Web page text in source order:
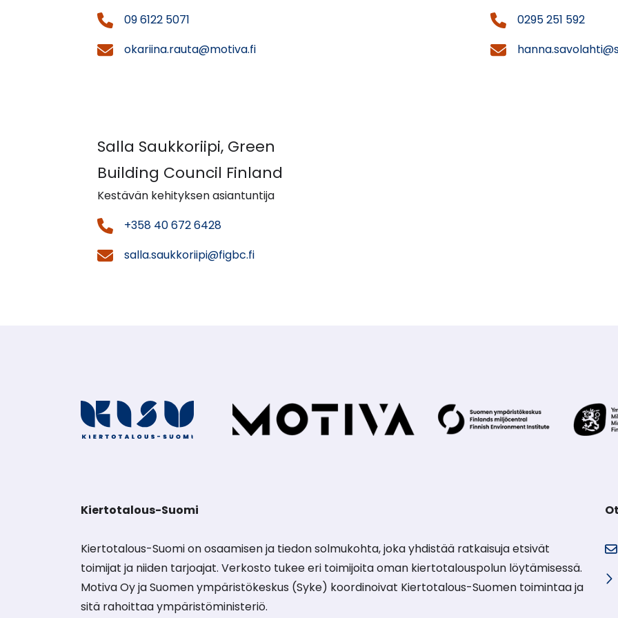
09 6122 5071
okariina.rauta@motiva.fi
0295 251 592
Salla Saukkoriipi, Green
Building Council Finland
Kestävän kehityksen asiantuntija
+358 40 672 6428
salla.saukkoriipi@figbc.fi
Kiertotalous-Suomi
Kiertotalous-Suomi on osaamisen ja tiedon solmukohta, joka yhdistää ratkaisuja etsivät
toimijat ja niiden tarjoajat. Verkosto tukee eri toimijoita oman kiertotalouspolun löytämisessä.
Motiva Oy ja Suomen ympäristökeskus (Syke) koordinoivat Kiertotalous-Suomen toimintaa ja
sitä rahoittaa ympäristöministeriö.